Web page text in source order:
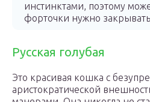
инстинктами, поэтому
форточки нужно
Русская голубая
Это красивая кошка с
аристократической